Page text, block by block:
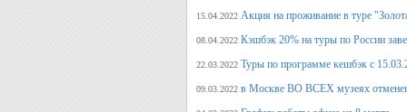
15.04.2022 Акция на проживание в туре
08.04.2022 Кэшбэк 20% на туры по России
22.03.2022 Туры по программе кешбэк с
09.03.2022 в Москве ВО ВСЕХ музеях